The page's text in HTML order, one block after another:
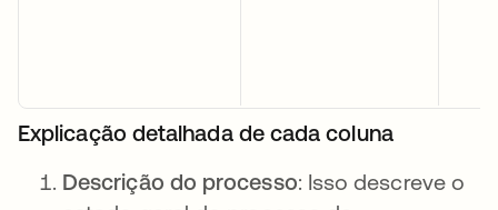
Explicação detalhada de cada coluna
Descrição do processo: Isso descreve o